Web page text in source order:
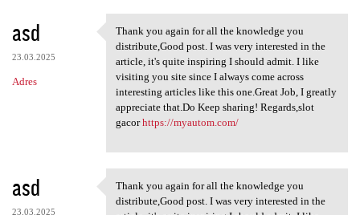
asd
23.03.2025
Adres
Thank you again for all the
Thank you again for all the knowledge you
distribute,Good post. I was very interested in the
article, it's quite inspiring I should admit. I like
visiting you site since I always come across
interesting articles like this one.Great Job, I greatly
appreciate that.Do Keep sharing! Regards,slot
gacorhttps://myautom.com/
asd
23.03.2025
Thank you again for all the
Thank you again for all the knowledge you
distribute,Good post. I was very interested in the